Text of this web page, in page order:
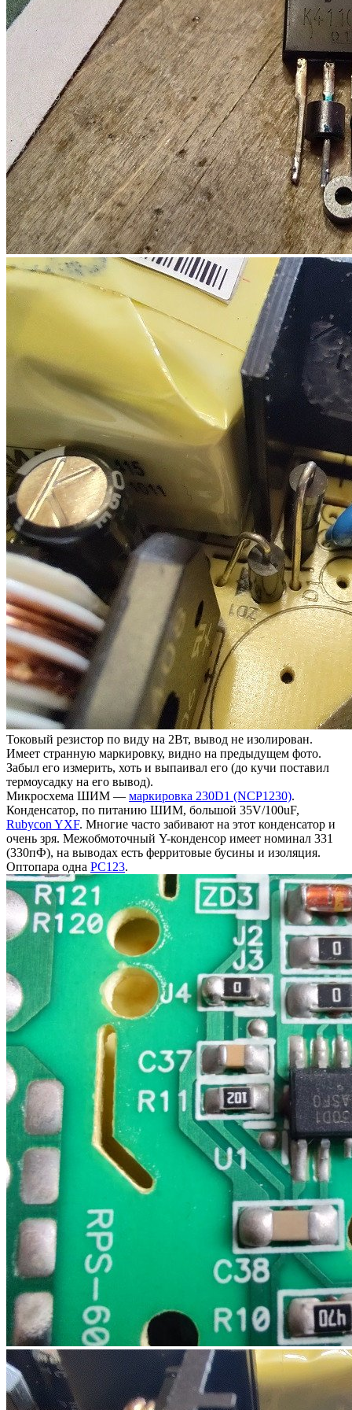
Токовый резистор по виду на 2Вт, вывод не изолирован.
Имеет странную маркировку, видно на предыдущем фото.
Забыл его измерить, хоть и выпаивал его (до кучи поставил
термоусадку на его вывод).
Микросхема ШИМ — маркировка 230D1 (NCP1230).
Конденсатор, по питанию ШИМ, большой 35V/100uF,
Rubycon YXF. Многие часто забивают на этот конденсатор и
очень зря. Межобмоточный Y-конденсор имеет номинал 331
(330пФ), на выводах есть ферритовые бусины и изоляция.
Оптопара одна PC123.